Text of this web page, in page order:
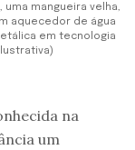
mangueira velha,
aquecedor de água
em tecnologia
na
um